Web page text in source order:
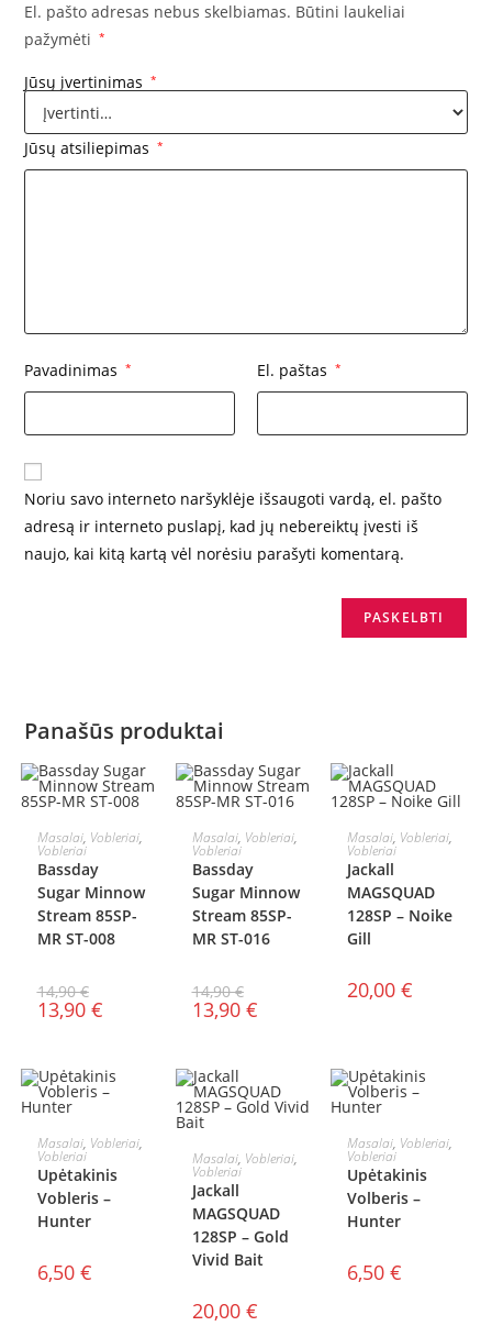
El. pašto adresas nebus skelbiamas. Būtini laukeliai
pažymėti
*
Jūsų įvertinimas *
Jūsų atsiliepimas *
Pavadinimas * El. paštas *
Noriu savo interneto naršyklėje išsaugoti vardą, el. pašto
adresą ir interneto puslapį, kad jų nebereiktų įvesti iš
naujo, kai kitą kartą vėl norėsiu parašyti komentarą.
Panašūs produktai
AKCIJA!
Į KREPŠELĮ
Masalai, Vobleriai,
Vobleriai
Bassday
Sugar Minnow
Stream 85SP-
MR ST-008
14,90€
13,90 €
AKCIJA!
Į KREPŠELĮ
Masalai, Vobleriai,
Vobleriai
Bassday
Sugar Minnow
Stream 85SP-
MR ST-016
14,90€
13,90 €
Į KREPŠELĮ
Masalai, Vobleriai,
Vobleriai
Jackall
MAGSQUAD
128SP – Noike
Gill
20,00 €
Į KREPŠELĮ
Masalai, Vobleriai,
Vobleriai
Upėtakinis
Vobleris –
Hunter
6,50 €
Į KREPŠELĮ
Masalai, Vobleriai,
Vobleriai
Jackall
MAGSQUAD
128SP – Gold
Vivid Bait
20,00 €
Į KREPŠELĮ
Masalai, Vobleriai,
Vobleriai
Upėtakinis
Volberis –
Hunter
6,50 €